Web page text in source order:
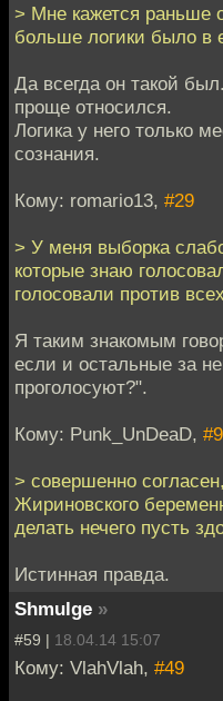
> Мне кажется раньше
больше логики было в
Да всегда он такой
проще относился.
Логика у него только
сознания.
Кому: romario13, #29
> У меня выборка
которые знаю
голосовали против
Я таким знакомым
если и остальные за
проголосуют?".
Кому: Punk_UnDeaD, #9
> совершенно
Жириновского
делать нечего пусть
Истинная правда.
Shmulge »
#59 | 18.04.14 15:07
Кому: VlahVlah, #49